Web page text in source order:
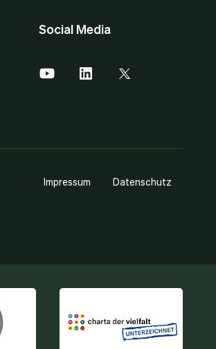
Social Media
Impressum Datenschutz